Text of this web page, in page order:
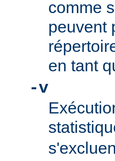
comme
peuvent
en tant
-v